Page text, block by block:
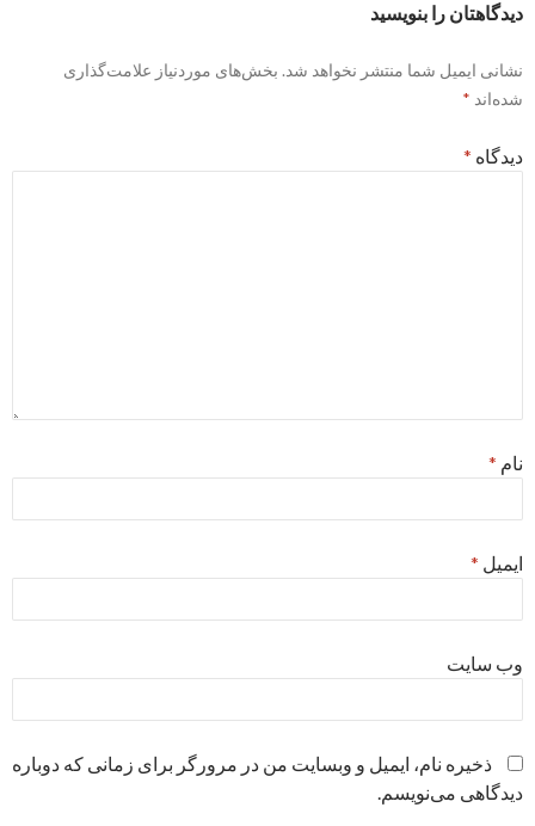
دیدگاهتان را بنویسید
نشانی ایمیل شما منتشر نخواهد شد. بخش‌های موردنیاز علامت‌گذاری
شده‌اند *
دیدگاه *
نام *
ایمیل *
وب‌ سایت
ذخیره نام، ایمیل و وبسایت من در مرورگر برای زمانی که دوباره
دیدگاهی می‌نویسم.